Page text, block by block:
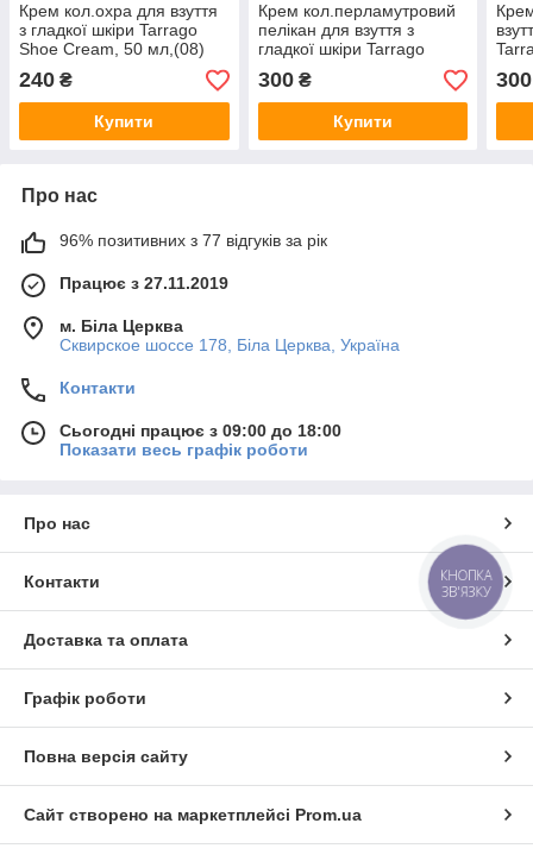
Крем кол.охра для взуття
з гладкої шкіри Tarrago
Shoe Cream, 50 мл,(08)
240 ₴
Купити
Крем кол.перламутровий
пелікан для взуття з
гладкої шкіри Tarrago
Shoe Cream, 50 мл, (719)
300₴
Купити
мл,
300
Про нас
96% позитивних з 77 відгуків за рік
Працює з 27.11.2019
м. Біла Церква
Сквирское шоссе 178, Біла Церква, Україна
Контакти
Сьогодні працює з 09:00 до 18:00
Показати весь графік роботи
Про нас
Контакти
Доставка та оплата
Графік роботи
Повна версія сайту
Сайт створено на маркетплейсі Prom.ua
КНОПКА
ЗВ'ЯЗКУ